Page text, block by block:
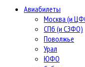
Авиабилеты
Москва (и
СПб (и СЗФО)
Поволжье
Урал
ЮФО